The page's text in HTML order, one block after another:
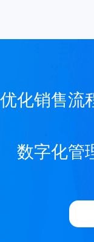
优化销售流
数字化管